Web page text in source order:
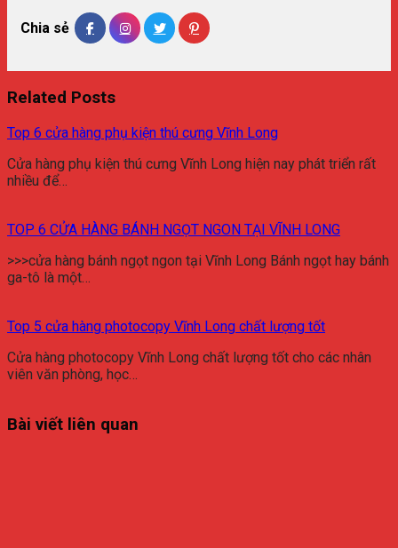
Chia sẻ
Related Posts
Top 6 cửa hàng phụ kiện thú cưng Vĩnh Long
Cửa hàng phụ kiện thú cưng Vĩnh Long hiện nay phát triển rất
nhiều để…
TOP 6 CỬA HÀNG BÁNH NGỌT NGON TẠI VĨNH LONG
>>>cửa hàng bánh ngọt ngon tại Vĩnh Long Bánh ngọt hay bánh
ga-tô là một…
Top 5 cửa hàng photocopy Vĩnh Long chất lượng tốt
Cửa hàng photocopy Vĩnh Long chất lượng tốt cho các nhân
viên văn phòng, học…
Bài viết liên quan